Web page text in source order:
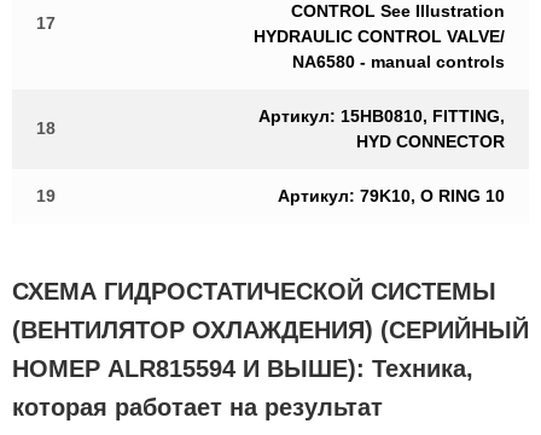
17
CONTROL See Illustration
HYDRAULIC CONTROL VALVE/
NA6580 - manual controls
18
Артикул: 15HB0810, FITTING,
HYD CONNECTOR
19 Артикул: 79K10, O RING 10
СХЕМА ГИДРОСТАТИЧЕСКОЙ СИСТЕМЫ
(ВЕНТИЛЯТОР ОХЛАЖДЕНИЯ) (СЕРИЙНЫЙ
НОМЕР ALR815594 И ВЫШЕ): Техника,
которая работает на результат